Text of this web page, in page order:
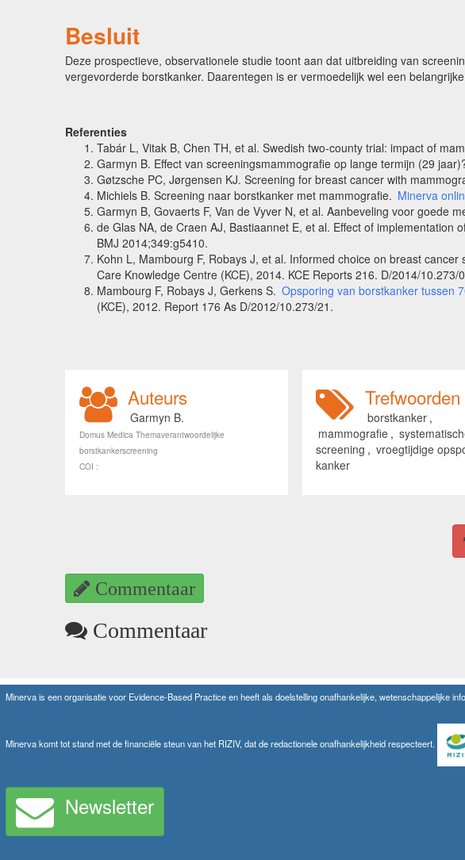
Besluit
Deze prospectieve, observationele studie toont aan dat uitbreiding van
vergevorderde borstkanker. Daarentegen is er vermoedelijk wel een
Referenties
Tabár L, Vitak B, Chen TH, et al. Swedish two-county trial: impact of
Garmyn B. Effect van screeningsmammografie op lange termijn (29
Gøtzsche PC, Jørgensen KJ. Screening for breast cancer with
Michiels B. Screening naar borstkanker met mammografie. Minerva
Garmyn B, Govaerts F, Van de Vyver N, et al. Aanbeveling voor goede
de Glas NA, de Craen AJ, Bastiaannet E, et al. Effect of implementation
BMJ 2014;349:g5410.
Kohn L, Mambourg F, Robays J, et al. Informed choice on breast
Care Knowledge Centre (KCE), 2014. KCE Reports 216. D/2014/10.273/
Mambourg F, Robays J, Gerkens S. Opsporing van borstkanker tussen
(KCE), 2012. Report 176 As D/2012/10.273/21.
Auteurs
Garmyn B.
Domus Medica Themaverantwoordelijke
borstkankerscreening
COI :
Trefwoorden
borstkanker ,
mammografie ,
screening , vroegtijdige
kanker
Commentaar
Commentaar
Minerva is een organisatie voor Evidence-Based Practice en heeft als doelstelling onafhankelijke, wetenschappelijke
Minerva komt tot stand met de financiële steun van het RIZIV, dat de redactionele onafhankelijkheid respecteert.
Newsletter